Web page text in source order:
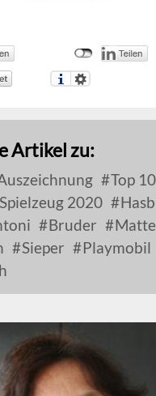
Artikel zu:
Top
2020
Bruder
Sieper Playmobil